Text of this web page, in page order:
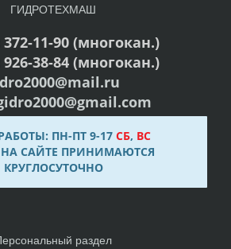
ГИДРОТЕХМАШ
372-11-90 (многокан.)
926-38-84 (многокан.)
ПН-ПТ 9-17 СБ, ВС
САЙТЕ ПРИНИМАЮТСЯ
КРУГЛОСУТОЧНО
раздел